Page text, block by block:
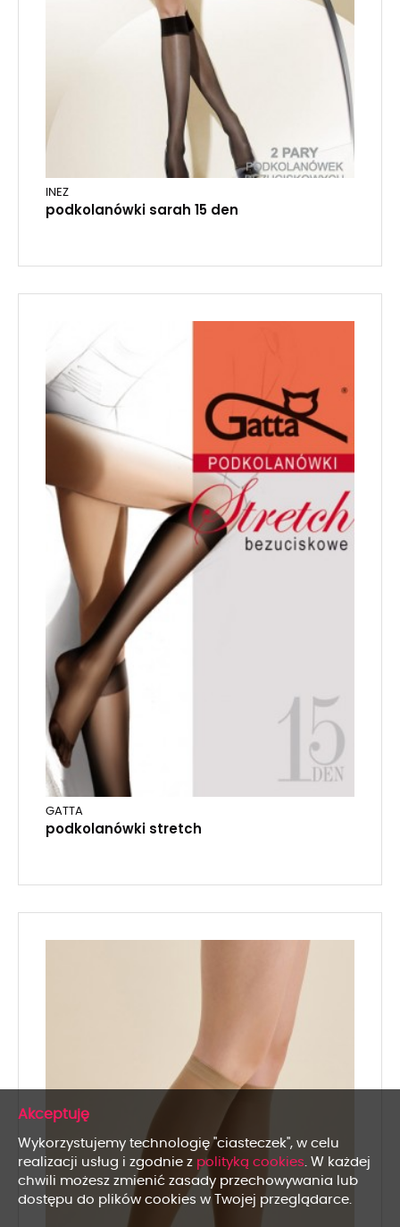
INEZ
podkolanówki sarah 15 den
GATTA
podkolanówki stretch
Wykorzystujemy technologię "ciasteczek", w celu
realizacji usług i zgodnie z polityką cookies. W każdej
chwili możesz zmienić zasady przechowywania lub
dostępu do plików cookies w Twojej przeglądarce.